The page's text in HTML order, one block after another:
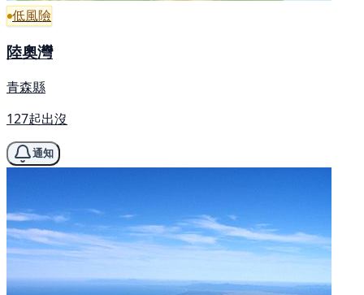
低風險
陸奧灣
青森縣
127起出沒
通知